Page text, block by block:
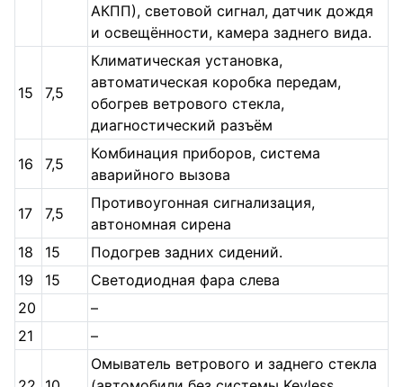
АКПП), световой сигнал, датчик дождя
и освещённости, камера заднего вида.
15 7,5
Климатическая установка,
автоматическая коробка передам,
обогрев ветрового стекла,
диагностический разъём
16 7,5
Комбинация приборов, система
аварийного вызова
17 7,5
Противоугонная сигнализация,
автономная сирена
18
15
Подогрев задних сидений.
19
15
Светодиодная фара слева
20
–
21
–
Омыватель ветрового и заднего стекла